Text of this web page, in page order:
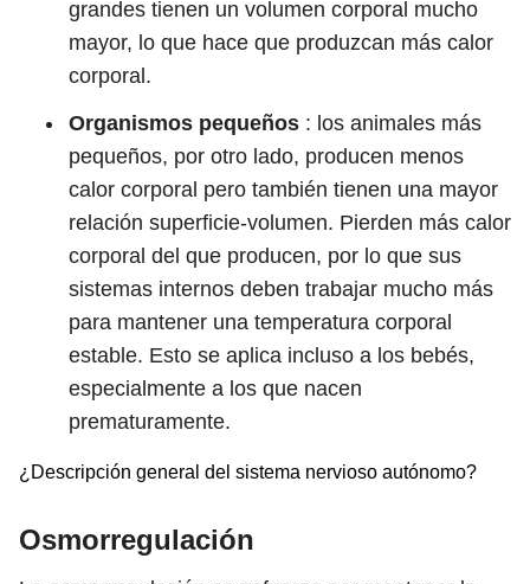
grandes tienen un volumen corporal mucho
mayor, lo que hace que produzcan más calor
corporal.
Organismos pequeños : los animales más
pequeños, por otro lado, producen menos
calor corporal pero también tienen una mayor
relación superficie-volumen. Pierden más calor
corporal del que producen, por lo que sus
sistemas internos deben trabajar mucho más
para mantener una temperatura corporal
estable. Esto se aplica incluso a los bebés,
especialmente a los que nacen
prematuramente.
¿Descripción general del sistema nervioso autónomo?
Osmorregulación